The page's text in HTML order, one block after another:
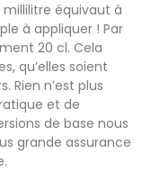
équivaut à
à appliquer ! Par
20 cl. Cela
qu’elles soient
Rien n’est plus
et de
de base nous
grande assurance